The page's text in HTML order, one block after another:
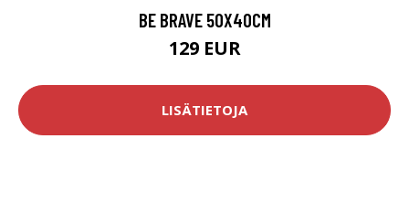
BE BRAVE 50X40CM
129 EUR
LISÄTIETOJA